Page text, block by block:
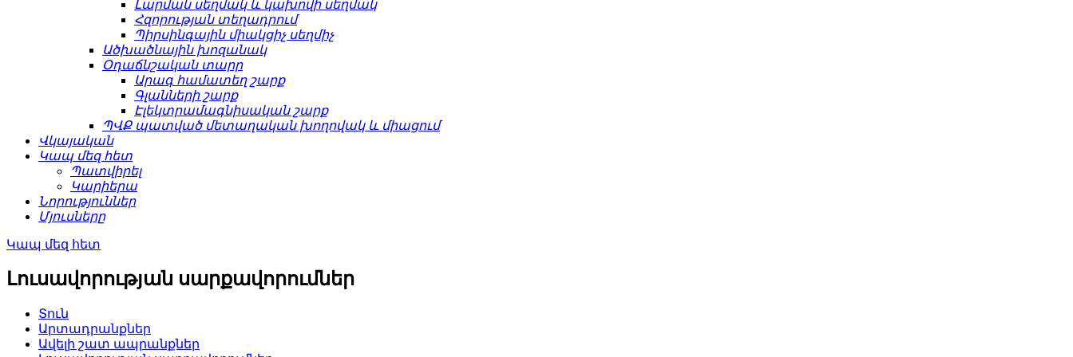
Լարման սեղմակ և կախովի սեղմակ
Հզորության տեղադրում
Պիրսինգային միակցիչ սեղմիչ
Ածխածնային խոզանակ
Օդաճնշական տարր
Արագ համատեղ շարք
Գլանների շարք
Էլեկտրամագնիսական շարք
ՊՎՔ պատված մետաղական խողովակ և միացում
Վկայական
Կապ մեզ հետ
Պատվիրել
Կարիերա
Նորություններ
Մյուսները
Կապ մեզ հետ
Լուսավորության սարքավորումներ
Տուն
Արտադրանքներ
Ավելի շատ ապրանքներ